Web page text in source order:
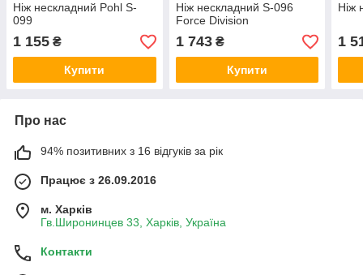
Ніж нескладний Pohl S-
099
1 155 ₴
Купити
Ніж нескладний S-096
Force Division
1 743₴
Купити
Ніж
1
Про нас
94% позитивних з 16 відгуків за рік
Працює з 26.09.2016
м. Харків
Гв.Широнинцев 33, Харків, Україна
Контакти